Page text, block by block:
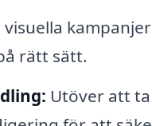
visuella
rätt sätt.
Utöver att